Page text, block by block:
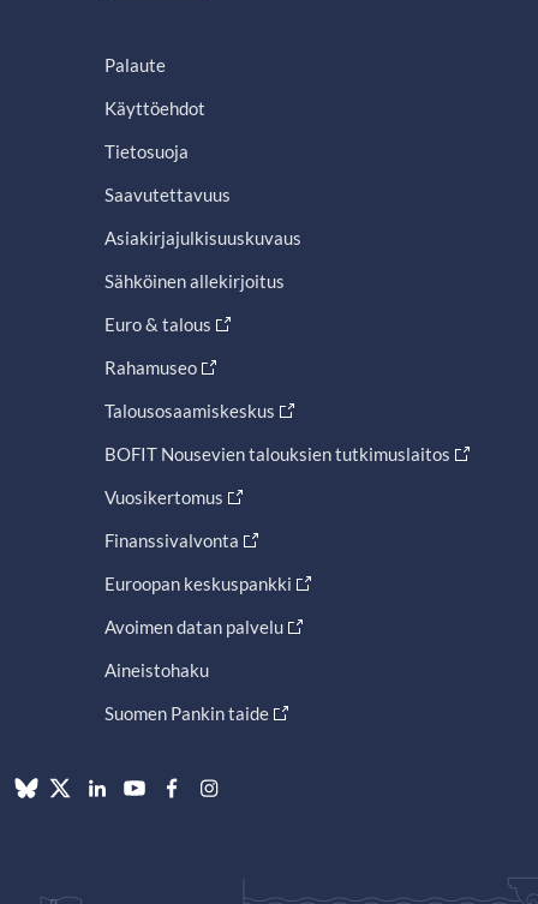
Palaute
Käyttöehdot
Tietosuoja
Saavutettavuus
Asiakirjajulkisuuskuvaus
Sähköinen allekirjoitus
Euro & talous
Rahamuseo
Talousosaamiskeskus
BOFIT Nousevien talouksien tutkimuslaitos
Vuosikertomus
Finanssivalvonta
Euroopan keskuspankki
Avoimen datan palvelu
Aineistohaku
Suomen Pankin taide